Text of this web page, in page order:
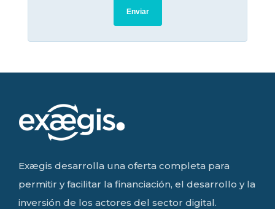
Exægis desarrolla una oferta completa para
permitir y facilitar la financiación, el desarrollo y la
inversión de los actores del sector digital.